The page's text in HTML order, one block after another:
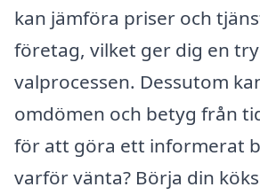
kan jämföra priser och
företag, vilket ger dig en
valprocessen. Dessutom
omdömen och betyg från
för att göra ett informerat
varför vänta? Börja din